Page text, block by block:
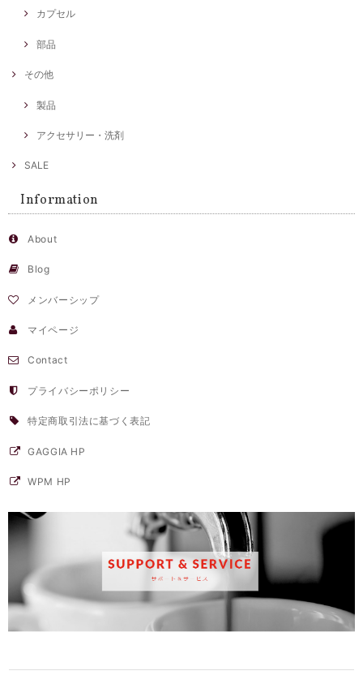
カプセル
部品
その他
製品
アクセサリー・洗剤
SALE
Information
About
Blog
メンバーシップ
マイページ
Contact
プライバシーポリシー
特定商取引法に基づく表記
GAGGIA HP
WPM HP